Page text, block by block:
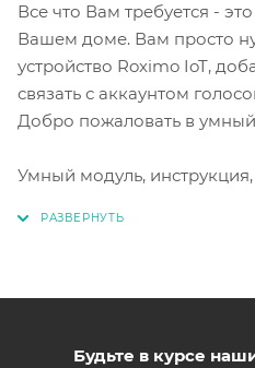
Все что Вам требуется -
Вашем доме. Вам просто
устройство Roximo IoT,
связать с аккаунтом
Добро пожаловать в
Умный модуль, инструкция,
Будьте в курсе